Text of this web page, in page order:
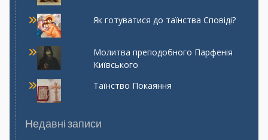
Як готуватися до таїнства Сповіді?
Молитва преподобного Парфенія
Київського
Таїнство Покаяння
Недавні записи